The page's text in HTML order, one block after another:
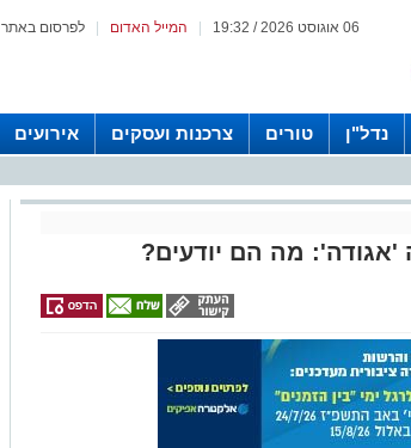
לפרסום באתר המייל האדום 06 אוגוסט 2026 / 19:32
נדל"ן טורים צרכנות ועסקים אירועים
'אגודה': מה הם יודעים?